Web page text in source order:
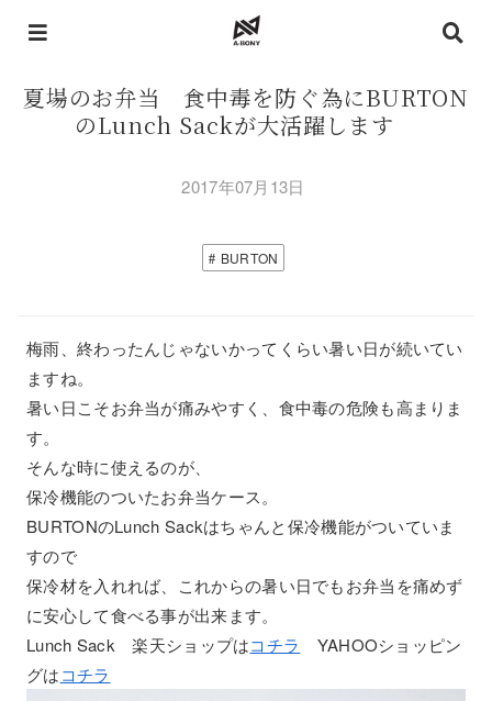
夏場のお弁当 食中毒を防ぐ為にBURTON
のLunch Sackが大活躍します
2017年07月13日
BURTON
梅雨、終わったんじゃないかってくらい暑い日が続いてい
ますね。
暑い日こそお弁当が痛みやすく、食中毒の危険も高まりま
す。
そんな時に使えるのが、
保冷機能のついたお弁当ケース。
BURTONのLunch Sackはちゃんと保冷機能がついていま
すので
保冷材を入れれば、これからの暑い日でもお弁当を痛めず
に安心して食べる事が出来ます。
Lunch Sack 楽天ショップはコチラ
YAHOOショッピン
グはコチラ